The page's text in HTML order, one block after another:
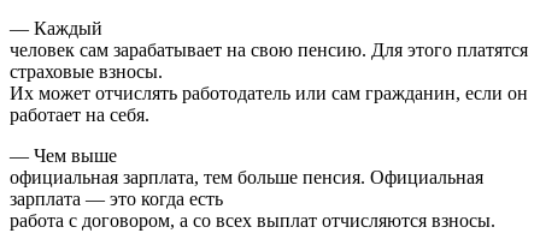
— Каждый
человек сам зарабатывает на свою пенсию. Для этого платятся
страховые взносы.
Их может отчислять работодатель или сам гражданин, если он
работает на себя.
— Чем выше
официальная зарплата, тем больше пенсия. Официальная
зарплата — это когда есть
работа с договором, а со всех выплат отчисляются взносы.